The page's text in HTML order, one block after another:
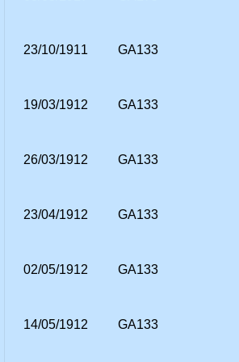
GA133
23/10/1911
GA133
19/03/1912
GA133
26/03/1912
GA133
23/04/1912
GA133
02/05/1912
GA133
14/05/1912